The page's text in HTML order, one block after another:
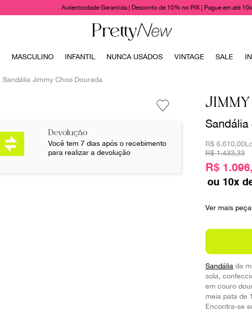
Autenticidade Garantida | Desconto de 10% no PIX | Pague em até 10x
TERMOS MAIS BUSCADOS
º
gucci
6º
valentino
MASCULINO INFANTIL NUNCA USADOS VINTAGE SALE
Sandália Jimmy Choo Dourada
Devolução
Você tem 7 dias após o recebimento
para realizar a devolução
R$ 6.610,00
R$ 1.433,33
R$
ou 10x
Ver mais
Sandália da
sola,
em couro
meia pata de
Encontra-se